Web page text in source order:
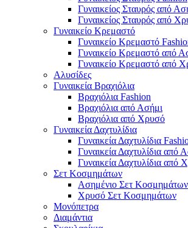
Γυναικείος Σταυρός από
Γυναικείος Σταυρός από
Γυναικείο Κρεμαστό
Γυναικείο Κρεμαστό
Γυναικείο Κρεμαστό από
Γυναικείο Κρεμαστό από
Αλυσίδες
Γυναικεία Βραχιόλια
Βραχιόλια Fashion
Βραχιόλια από Ασήμι
Βραχιόλια από Χρυσό
Γυναικεία Δαχτυλίδια
Γυναικεία Δαχτυλίδια
Γυναικεία Δαχτυλίδια από
Γυναικεία Δαχτυλίδια από
Σετ Κοσμημάτων
Ασημένιο Σετ Κοσμημάτων
Χρυσό Σετ Κοσμημάτων
Μονόπετρα
Διαμάντια